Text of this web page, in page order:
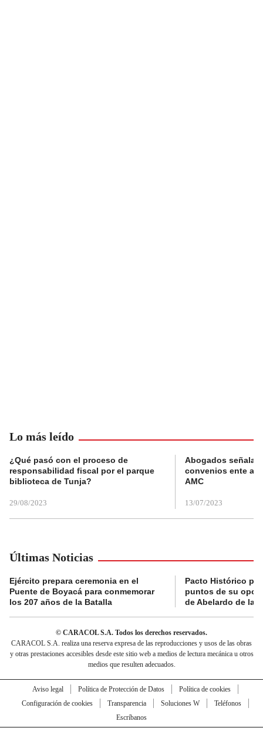
Lo más leído
¿Qué pasó con el proceso de
responsabilidad fiscal por el parque
biblioteca de Tunja?
29/08/2023
Abogados
convenios ente
AMC
13/07/2023
Últimas Noticias
Ejército prepara ceremonia en el
Puente de Boyacá para conmemorar
los 207 años de la Batalla
Pacto Histórico
puntos de su
de Abelardo de la
© CARACOL S.A. Todos los derechos reservados.
CARACOL S.A. realiza una reserva expresa de las reproducciones y usos de las obras
y otras prestaciones accesibles desde este sitio web a medios de lectura mecánica u otros
medios que resulten adecuados.
Aviso legal Política de Protección de Datos
Política de cookies
Configuración de cookies
Transparencia Soluciones W
Teléfonos
Escríbanos